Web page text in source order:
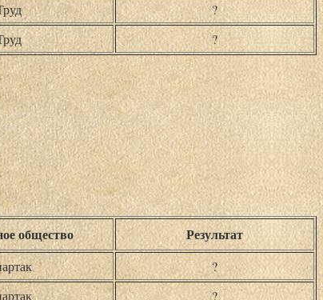
?
?
общество Результат
?
?